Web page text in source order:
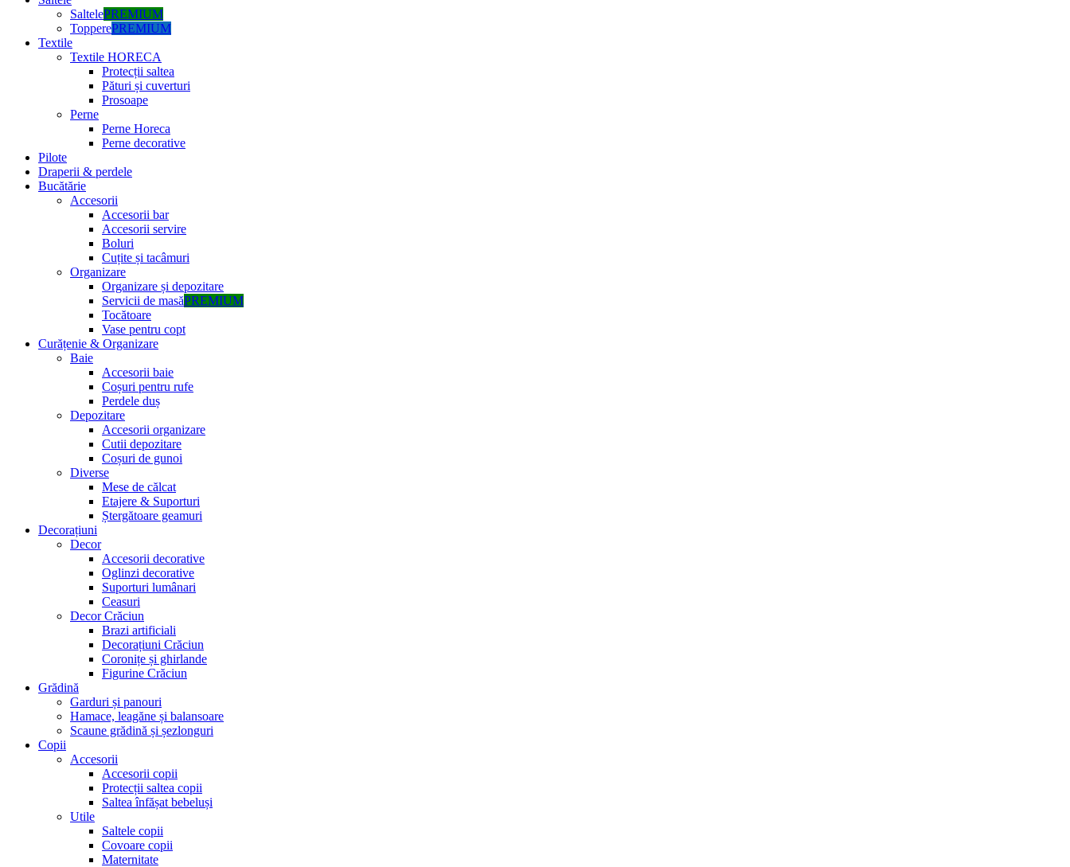
SaltelePREMIUM
TopperePREMIUM
Textile
Textile HORECA
Protecții saltea
Pături și cuverturi
Prosoape
Perne
Perne Horeca
Perne decorative
Pilote
Draperii & perdele
Bucătărie
Accesorii
Accesorii bar
Accesorii servire
Boluri
Cuțite și tacâmuri
Organizare
Organizare și depozitare
Servicii de masăPREMIUM
Tocătoare
Vase pentru copt
Curățenie & Organizare
Baie
Accesorii baie
Coșuri pentru rufe
Perdele duș
Depozitare
Accesorii organizare
Cutii depozitare
Coșuri de gunoi
Diverse
Mese de călcat
Etajere & Suporturi
Ștergătoare geamuri
Decorațiuni
Decor
Accesorii decorative
Oglinzi decorative
Suporturi lumânari
Ceasuri
Decor Crăciun
Brazi artificiali
Decorațiuni Crăciun
Coronițe și ghirlande
Figurine Crăciun
Grădină
Garduri și panouri
Hamace, leagăne și balansoare
Scaune grădină și șezlonguri
Copii
Accesorii
Accesorii copii
Protecții saltea copii
Saltea înfășat bebeluși
Utile
Saltele copii
Covoare copii
Maternitate